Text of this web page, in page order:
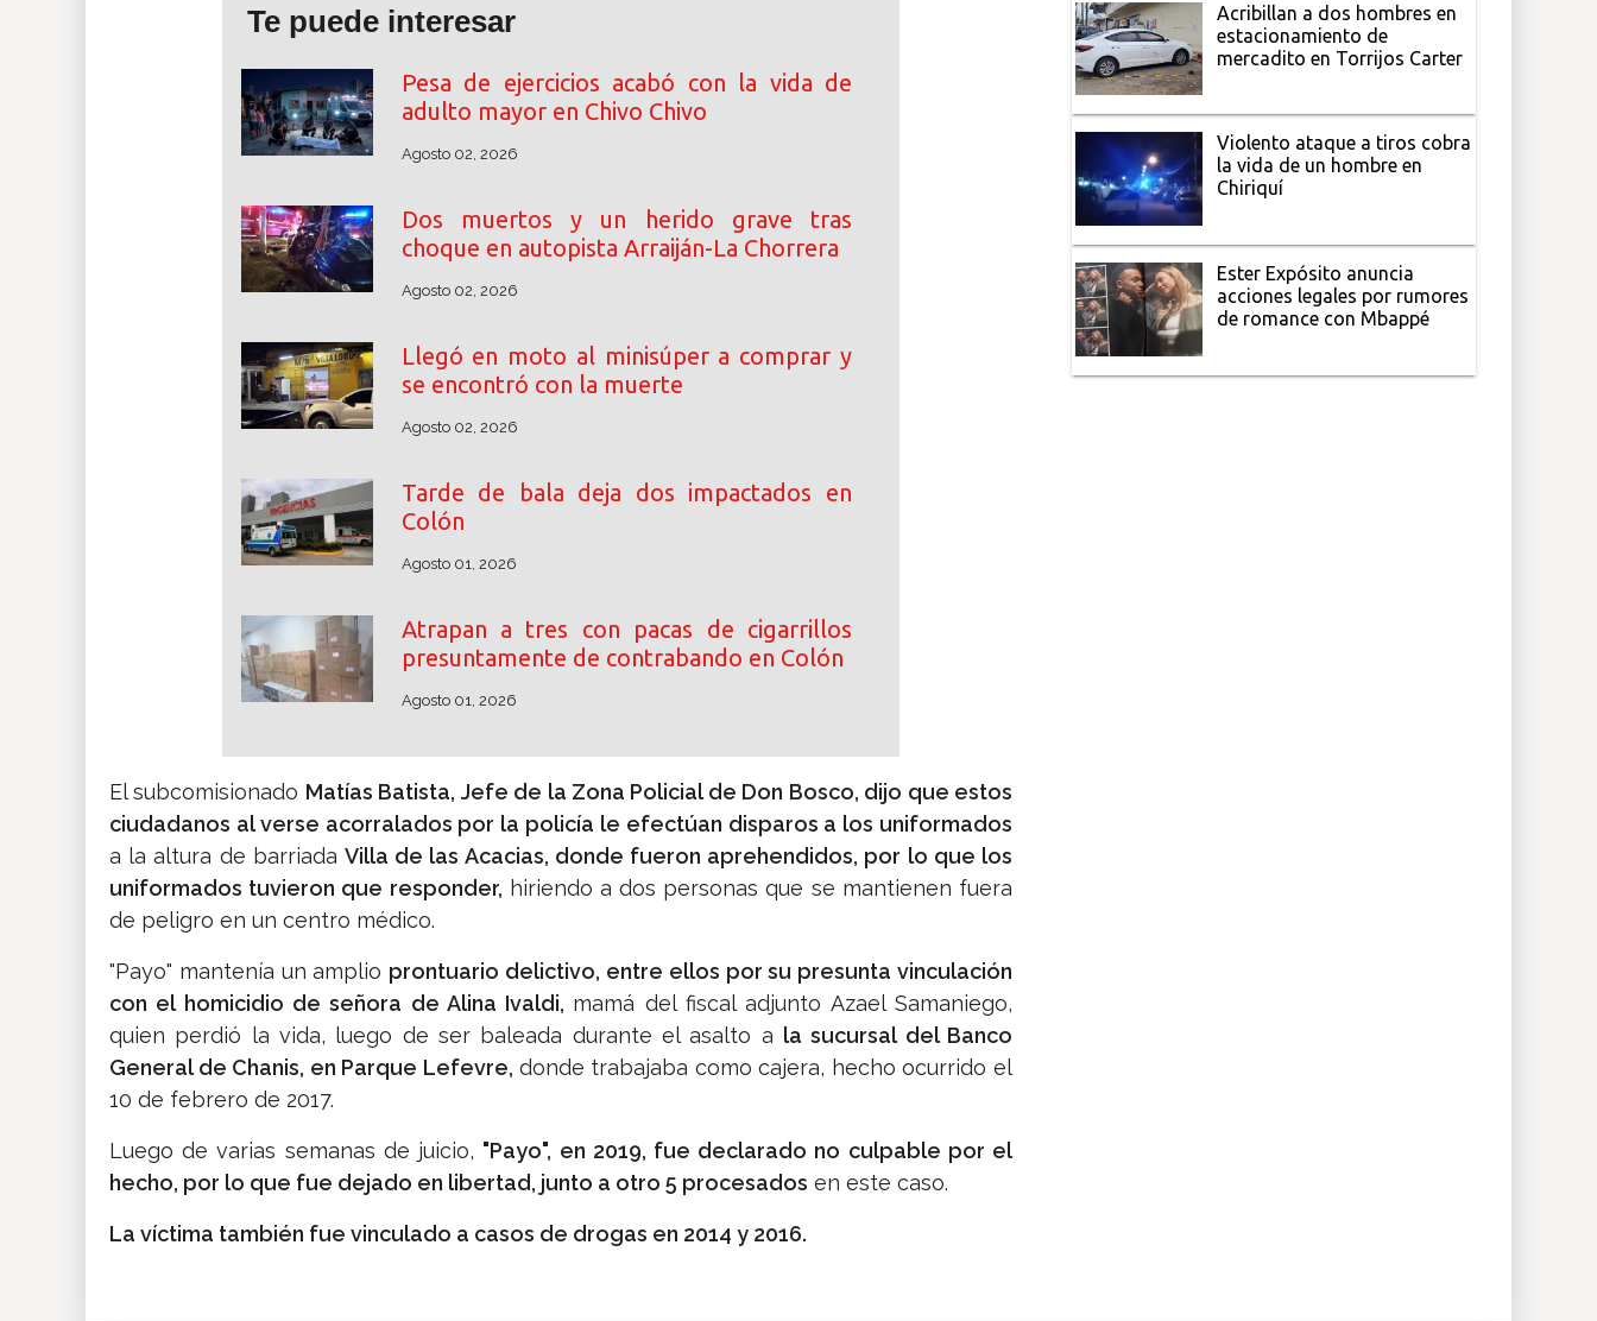
Te puede interesar
Pesa de ejercicios acabó con la vida de
adulto mayor en Chivo Chivo
Agosto 02, 2026
Dos muertos y un herido grave tras
choque en autopista Arraiján-La Chorrera
Agosto 02, 2026
Llegó en moto al minisúper a comprar y
se encontró con la muerte
Agosto 02, 2026
Tarde de bala deja dos impactados en
Colón
Agosto 01, 2026
Atrapan a tres con pacas de cigarrillos
presuntamente de contrabando en Colón
Agosto 01, 2026
El subcomisionado Matías Batista, Jefe de la Zona Policial de Don Bosco, dijo que estos
ciudadanos al verse acorralados por la policía le efectúan disparos a los uniformados
a la altura de barriada Villa de las Acacias, donde fueron aprehendidos, por lo que los
uniformados tuvieron que responder, hiriendo a dos personas que se mantienen fuera
de peligro en un centro médico.
"Payo" mantenía un amplio prontuario delictivo, entre ellos por su presunta vinculación
con el homicidio de señora de Alina Ivaldi, mamá del fiscal adjunto Azael Samaniego,
quien perdió la vida, luego de ser baleada durante el asalto a la sucursal del Banco
General de Chanis, en Parque Lefevre, donde trabajaba como cajera, hecho ocurrido el
10 de febrero de 2017.
Luego de varias semanas de juicio, "Payo", en 2019, fue declarado no culpable por el
hecho, por lo que fue dejado en libertad, junto a otro 5 procesados en este caso.
La víctima también fue vinculado a casos de drogas en 2014 y 2016.
Acribillan a dos hombres en
estacionamiento de
mercadito en Torrijos Carter
Violento ataque a tiros cobra
la vida de un hombre en
Chiriquí
Ester Expósito anuncia
acciones legales por rumores
de romance con Mbappé